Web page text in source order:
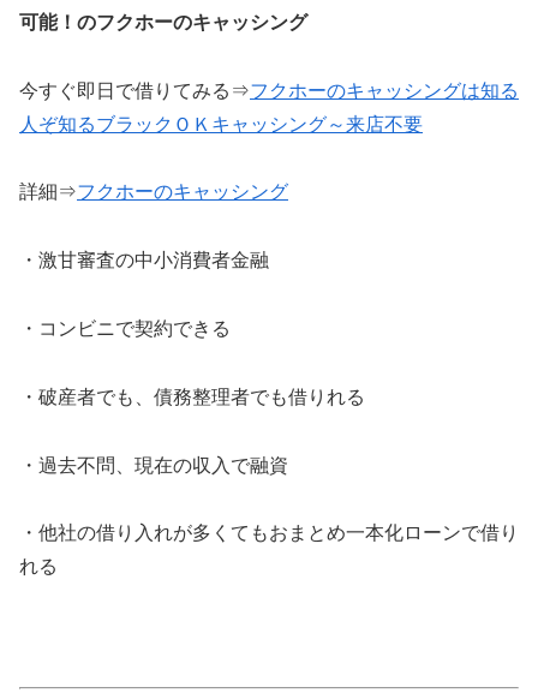
可能！のフクホーのキャッシング
今すぐ即日で借りてみる⇒フクホーのキャッシングは知る
人ぞ知るブラックＯＫキャッシング～来店不要
詳細⇒フクホーのキャッシング
・激甘審査の中小消費者金融
・コンビニで契約できる
・破産者でも、債務整理者でも借りれる
・過去不問、現在の収入で融資
・他社の借り入れが多くてもおまとめ一本化ローンで借り
れる